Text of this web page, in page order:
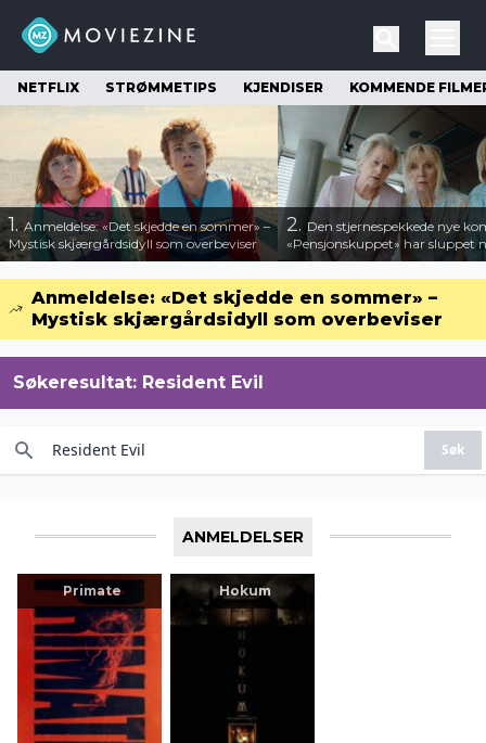
NETFLIX STRØMMETIPS KJENDISER KOMMENDE
1.Anmeldelse: «Det skjedde en sommer» –
Mystisk skjærgårdsidyll som overbeviser
2. Den stjernespekkede nye
«Pensjonskuppet» har sluppet
Anmeldelse: «Det skjedde en sommer» –
Mystisk skjærgårdsidyll som overbeviser
Søkeresultat: Resident Evil
Søk
ANMELDELSER
Primate Hokum